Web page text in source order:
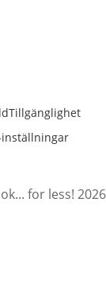
Tillgänglighet
inställningar
for less! 2026